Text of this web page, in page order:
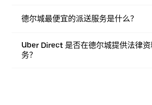
德尔城最便宜的派送服务是什么？
Uber Direct 是否在德尔城提供法律资
务？